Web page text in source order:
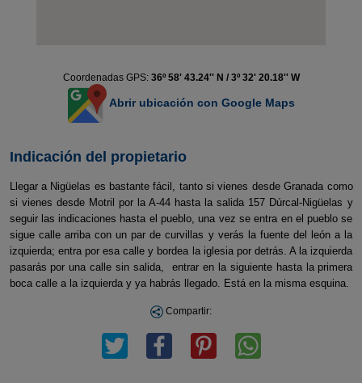
Coordenadas GPS: 36º 58' 43.24'' N / 3º 32' 20.18'' W
Abrir ubicación con Google Maps
Indicación del propietario
Llegar a Nigüelas es bastante fácil, tanto si vienes desde Granada como
si vienes desde Motril por la A-44 hasta la salida 157 Dúrcal-Nigüelas y
seguir las indicaciones hasta el pueblo, una vez se entra en el pueblo se
sigue calle arriba con un par de curvillas y verás la fuente del león a la
izquierda; entra por esa calle y bordea la iglesia por detrás. A la izquierda
pasarás por una calle sin salida, entrar en la siguiente hasta la primera
boca calle a la izquierda y ya habrás llegado. Está en la misma esquina.
Compartir: